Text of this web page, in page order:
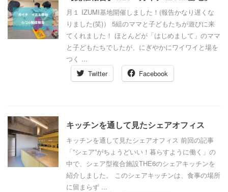
月１ IZUMI基地開催しました！(報告かなり遅くな
りました(笑)） 5組のママと子どもたちが遊びに来
てくれました！ ほとんどが「はじめまして」のママ
と子どもたちでしたが、にぎやかにワイワイと場を
つく ...
Twitter
Facebook
キッチンを通して見たシェアオフィス
キッチンを通して見たシェアオフィス 前回の記事
「”シェア”がちょうどいい！暮らすように働く」の
中で、シェア型複合施設THE6のシェアキッチンを
紹介しました。 このシェアキッチンは、食事の場所
に留まらず ...